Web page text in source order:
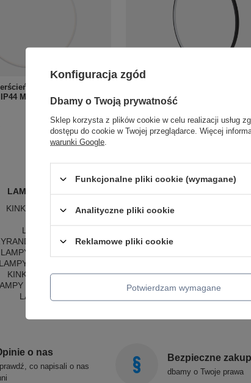
LED 3000K o
Maxlight W0434 Visual
3000K 60cm IP44 Maxlight W0435
24W
530,00 zł / szt.
LAMPY WEWNĘTRZNE
KINKIETY NAD LUSTRO
LAMPKI NOCNE
KRYSZTAŁOWE
LAMPY WISZĄCE CZARNE
LAMPY WISZĄCE - OKRĘGI
KINKIETY DO SYPIALNI
SUFITOWE OKRĄGŁE
LAMPY WISZĄCE
LAMPY OGRODOWE -
GIRLANDY
KINKIETY
o nas
co napisali o nas
Bezpieczne
dbamy o Twoje prawa
Konfiguracja zgód
Dbamy o Twoją prywatność
Sklep korzysta z plików cookie w celu realizacji usług
dostępu do cookie w Twojej przeglądarce. Więcej
warunki Google
Funkcjonalne pliki cookie (wymagane)
Analityczne pliki cookie
Reklamowe pliki cookie
Potwierdzam wymagane